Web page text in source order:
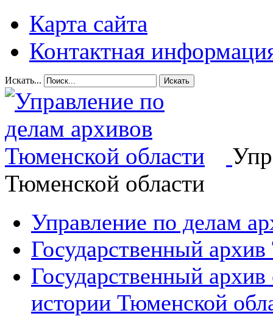
Карта сайта
Контактная
Искать... Искать
Тюменской области
Управление по делам
Государственный
Государственный
истории Тюменской